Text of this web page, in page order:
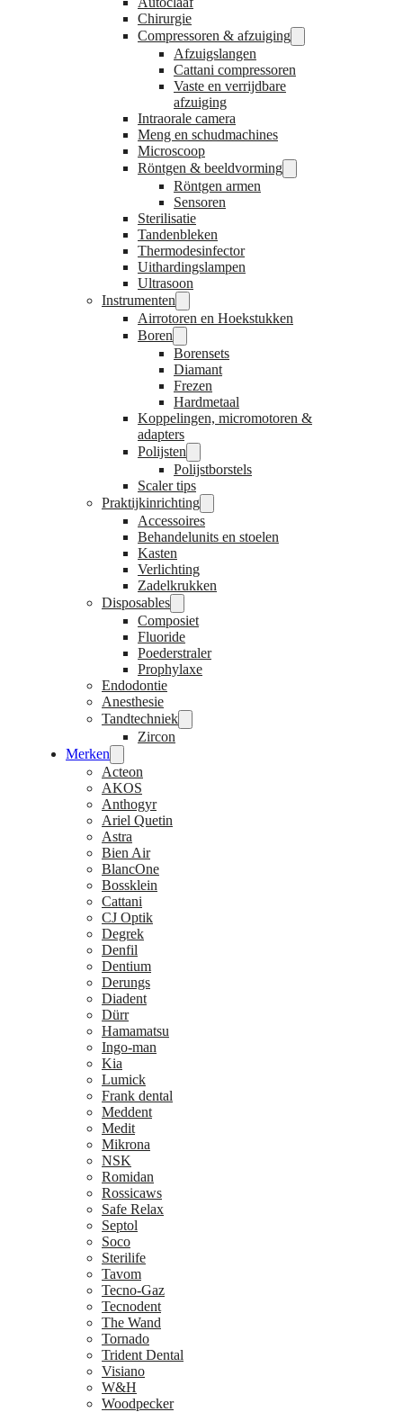
Chirurgie
Compressoren & afzuiging
Afzuigslangen
Cattani compressoren
Vaste en verrijdbare
afzuiging
Intraorale camera
Meng en schudmachines
Microscoop
Röntgen & beeldvorming
Röntgen armen
Sensoren
Sterilisatie
Tandenbleken
Thermodesinfector
Uithardingslampen
Ultrasoon
Instrumenten
Airrotoren en Hoekstukken
Boren
Borensets
Diamant
Frezen
Hardmetaal
Koppelingen, micromotoren &
adapters
Polijsten
Polijstborstels
Scaler tips
Praktijkinrichting
Accessoires
Behandelunits en stoelen
Kasten
Verlichting
Zadelkrukken
Disposables
Composiet
Fluoride
Poederstraler
Prophylaxe
Endodontie
Anesthesie
Tandtechniek
Zircon
Merken
Acteon
AKOS
Anthogyr
Ariel Quetin
Astra
Bien Air
BlancOne
Bossklein
Cattani
CJ Optik
Degrek
Denfil
Dentium
Derungs
Diadent
Dürr
Hamamatsu
Ingo-man
Kia
Lumick
Frank dental
Meddent
Medit
Mikrona
NSK
Romidan
Rossicaws
Safe Relax
Septol
Soco
Sterilife
Tavom
Tecno-Gaz
Tecnodent
The Wand
Tornado
Trident Dental
Visiano
W&H
Woodpecker